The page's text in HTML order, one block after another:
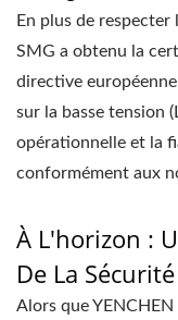
En plus de
SMG a obtenu la
directive
sur la basse tension
opérationnelle et la
conformément aux
À L'horizon :
De La
Alors que